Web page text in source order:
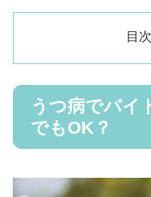
目次
うつ病でバイ
でもOK？